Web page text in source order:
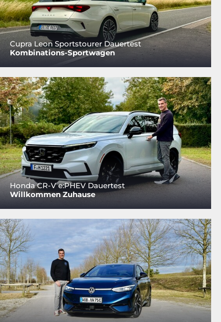
Cupra Leon Sportstourer Dauertest
Kombinations-Sportwagen
Honda CR-V e:PHEV Dauertest
Willkommen Zuhause